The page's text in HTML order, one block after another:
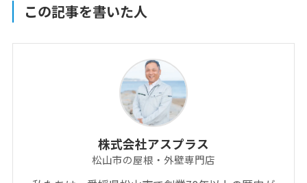
この記事を書いた人
株式会社アスプラス
松山市の屋根・外壁専門店